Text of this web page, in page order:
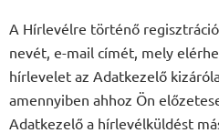
A Hírlevélre történő
nevét, e-mail címét, mely
hírlevelet az Adatkezelő
amennyiben ahhoz Ön
Adatkezelő a hírlevélküldést